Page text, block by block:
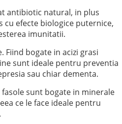
antibiotic natural, in plus
cu efecte biologice puternice,
imunitatii.
Fiind bogate in acizi grasi
sunt ideale pentru preventia
sau chiar dementa.
fasole sunt bogate in minerale
ce le face ideale pentru